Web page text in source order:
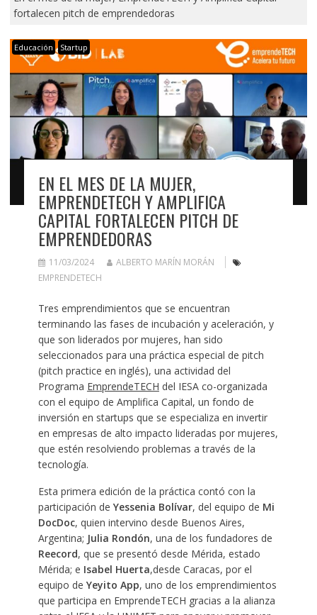
fortalecen pitch de emprendedoras
Educación Startup
EN EL MES DE LA MUJER,
EMPRENDETECH Y AMPLIFICA
CAPITAL FORTALECEN PITCH DE
EMPRENDEDORAS
11/03/2024
ALBERTO MARÍN MORÁN
EMPRENDETECH
Tres emprendimientos que se encuentran
terminando las fases de incubación y aceleración, y
que son liderados por mujeres, han sido
seleccionados para una práctica especial de pitch
(pitch practice en inglés), una actividad del
Programa EmprendeTECH del IESA co-organizada
con el equipo de Amplifica Capital, un fondo de
inversión en startups que se especializa en invertir
en empresas de alto impacto lideradas por mujeres,
que estén resolviendo problemas a través de la
tecnología.
Esta primera edición de la práctica contó con la
participación de Yessenia Bolívar, del equipo de Mi
DocDoc, quien intervino desde Buenos Aires,
Argentina; Julia Rondón, una de los fundadores de
Reecord, que se presentó desde Mérida, estado
Mérida; e Isabel Huerta,desde Caracas, por el
equipo de Yeyito App, uno de los emprendimientos
que participa en EmprendeTECH gracias a la alianza